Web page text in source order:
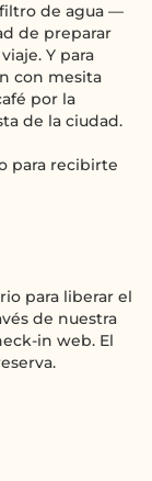
de agua —
de preparar
Y para
con mesita
por la
de la ciudad.
para recibirte
para liberar el
de nuestra
in web. El